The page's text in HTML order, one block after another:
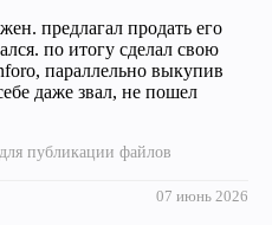
предлагал продать его
по итогу сделал свою
параллельно выкупив
даже звал, не пошел
публикации файлов
07 июнь 2026